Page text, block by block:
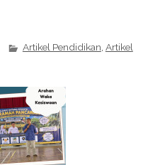
Artikel Pendidikan Artikel